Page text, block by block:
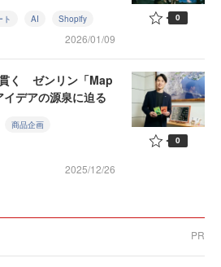
ト AI Shopify
2026/01/09
0
く ゼンリン「Map
デアの源泉に迫る
商品企画
2025/12/26
0
PR